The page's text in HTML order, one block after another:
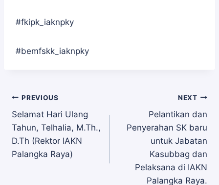
#fkipk_iaknpky
#bemfskk_iaknpky
Navigasi
pos
PREVIOUS
Selamat Hari Ulang
Tahun, Telhalia, M.Th.,
D.Th (Rektor IAKN
Palangka Raya)
NEXT
Pelantikan dan
Penyerahan SK baru
untuk Jabatan
Kasubbag dan
Pelaksana di IAKN
Palangka Raya.